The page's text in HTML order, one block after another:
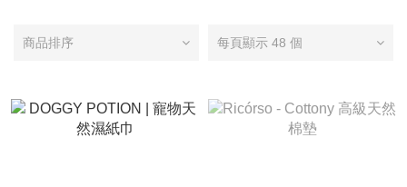
商品排序 每頁顯示 48 個